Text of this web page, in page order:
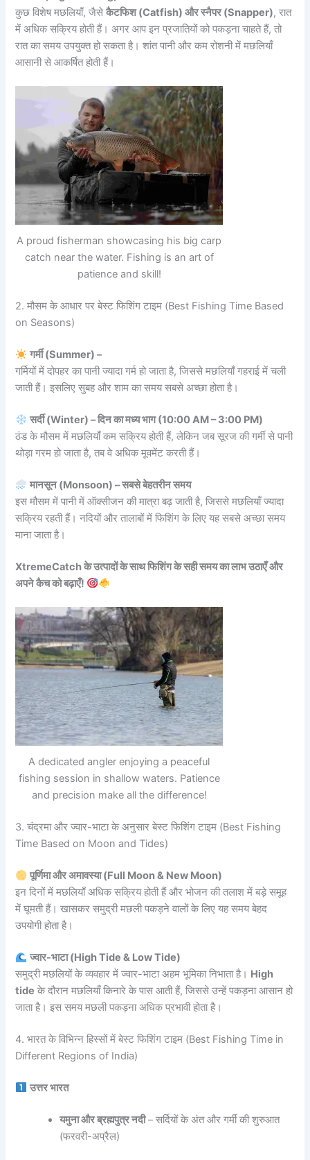
कुछ विशेष मछलियाँ, जैसेकैटफिश (Catfish) और स्नैपर (Snapper), रात
में अधिक सक्रिय होती हैं। अगर आप इन प्रजातियों को पकड़ना चाहते हैं, तो
रात का समय उपयुक्त हो सकता है। शांत पानी और कम रोशनी में मछलियाँ
आसानी से आकर्षित होती हैं।
A proud fisherman showcasing his big carp
catch near the water. Fishing is an art of
patience and skill!
2. मौसम के आधार पर बेस्ट फिशिंग टाइम (Best Fishing Time Based
on Seasons)
गर्मी (Summer) –
गर्मियों में दोपहर का पानी ज्यादा गर्म हो जाता है, जिससे मछलियाँ गहराई में चली
जाती हैं। इसलिए सुबह और शाम का समय सबसे अच्छा होता है।
सर्दी (Winter) – दिन का मध्य भाग (10:00 AM – 3:00 PM)
ठंड के मौसम में मछलियाँ कम सक्रिय होती हैं, लेकिन जब सूरज की गर्मी से पानी
थोड़ा गरम हो जाता है, तब वे अधिक मूवमेंट करती हैं।
मानसून (Monsoon) – सबसे बेहतरीन समय
इस मौसम में पानी में ऑक्सीजन की मात्रा बढ़ जाती है, जिससे मछलियाँ ज्यादा
सक्रिय रहती हैं। नदियों और तालाबों में फिशिंग के लिए यह सबसे अच्छा समय
माना जाता है।
XtremeCatch के उत्पादों के साथ फिशिंग के सही समय का लाभ उठाएँ और
अपने कैच को बढ़ाएँ!
A dedicated angler enjoying a peaceful
fishing session in shallow waters. Patience
and precision make all the difference!
3. चंद्रमा और ज्वार-भाटा के अनुसार बेस्ट फिशिंग टाइम (Best Fishing
Time Based on Moon and Tides)
पूर्णिमा और अमावस्या (Full Moon & New Moon)
इन दिनों में मछलियाँ अधिक सक्रिय होती हैं और भोजन की तलाश में बड़े समूह
में घूमती हैं। खासकर समुद्री मछली पकड़ने वालों के लिए यह समय बेहद
उपयोगी होता है।
ज्वार-भाटा (High Tide & Low Tide)
समुद्री मछलियों के व्यवहार में ज्वार-भाटा अहम भूमिका निभाता है। High
tide के दौरान मछलियाँ किनारे के पास आती हैं, जिससे उन्हें पकड़ना आसान हो
जाता है। इस समय मछली पकड़ना अधिक प्रभावी होता है।
4. भारत के विभिन्न हिस्सों में बेस्ट फिशिंग टाइम (Best Fishing Time in
Different Regions of India)
उत्तर भारत
यमुना और ब्रह्मपुत्र नदी– सर्दियों के अंत और गर्मी की शुरुआत
(फरवरी-अप्रैल)